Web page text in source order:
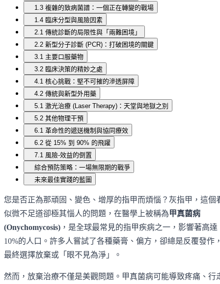
1.3 複雜的致病菌譜：一個正在轉變的戰場
1.4 臨床分型與風險因素
2.1 傳統診斷的局限性與「兩難困境」
2.2 新型分子診斷 (PCR)：打破困境的關鍵
3.1 主要口服藥物
3.2 臨床決策的精妙之處
4.1 核心挑戰：堅不可摧的滲透屏障
4.2 傳統與新型外用藥
5.1 激光治療 (Laser Therapy)：天堂與地獄之別
5.2 其他物理干預
6.1 革命性的遞送機制與協同療效
6.2 從 15% 到 90% 的飛躍
7.1 風險-效益的倒置
綜合預防策略：一場無限期的戰爭
未來最佳實踐的藍圖
您是否正為那頑固、變色、增厚的指甲而煩惱？灰指甲，這個
似微不足道卻極其惱人的問題，在醫學上被稱為甲真菌病
(Onychomycosis) ，是全球最常見的指甲疾病之一，影響著高達
10%的人口。許多人嘗試了各種藥膏、偏方，卻總是反覆發作
最終選擇放棄或「眼不見為淨」。
然而，放棄治療不僅是美觀問題。甲真菌病可能導致疼痛、行